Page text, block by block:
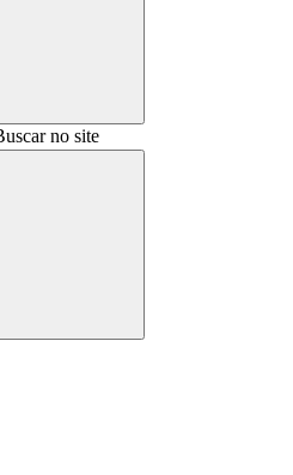
no site